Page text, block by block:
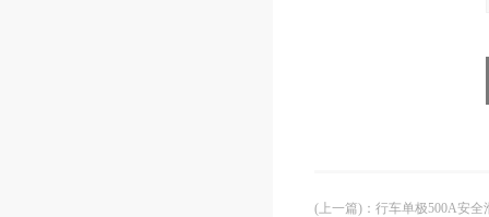
(上一篇) ： 行车单极500A安全